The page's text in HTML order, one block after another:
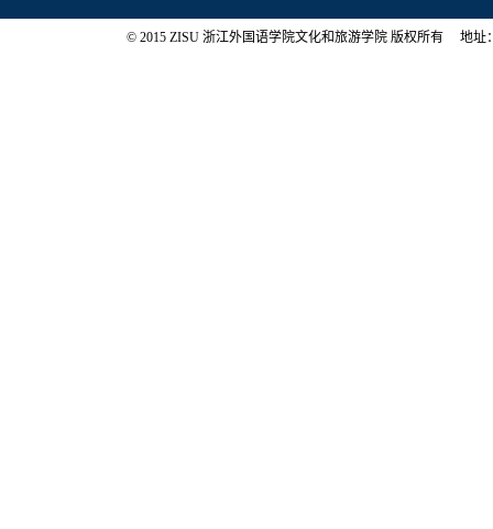
© 2015 ZISU 浙江外国语学院文化和旅游学院 版权所有 地址